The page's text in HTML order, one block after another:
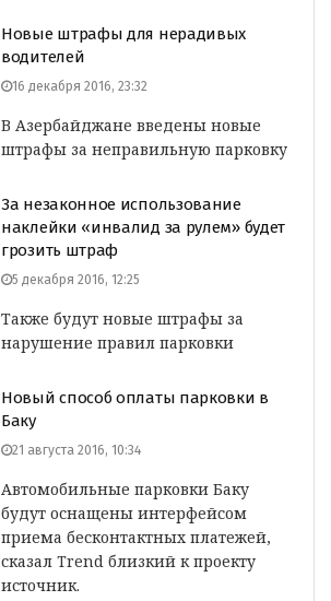
Новые штрафы для нерадивых
водителей
16 декабря 2016, 23:32
В Азербайджане введены новые
штрафы за неправильную парковку
За незаконное использование
наклейки «инвалид за рулем» будет
грозить штраф
5 декабря 2016, 12:25
Также будут новые штрафы за
нарушение правил парковки
Новый способ оплаты парковки в
Баку
21 августа 2016, 10:34
Автомобильные парковки Баку
будут оснащены интерфейсом
приема бесконтактных платежей,
сказал Trend близкий к проекту
источник.